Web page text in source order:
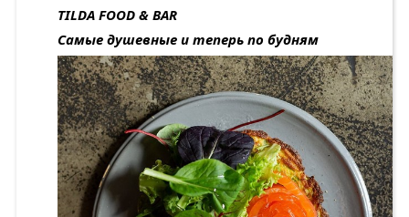
TILDA FOOD & BAR
Самые душевные и теперь по будням